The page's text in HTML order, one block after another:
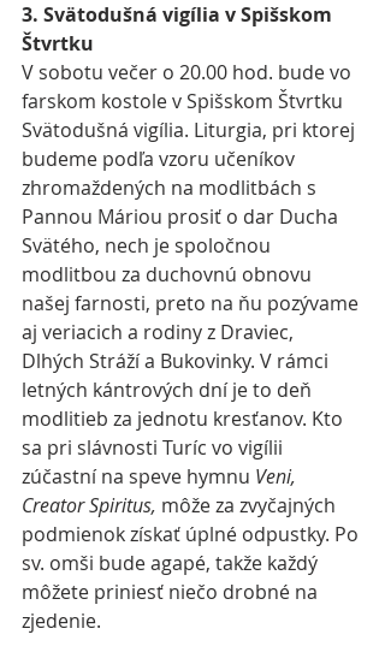
3. Svätodušná vigília v Spišskom
Štvrtku
V sobotu večer o 20.00 hod. bude vo
farskom kostole v Spišskom Štvrtku
Svätodušná vigília. Liturgia, pri ktorej
budeme podľa vzoru učeníkov
zhromaždených na modlitbách s
Pannou Máriou prosiť o dar Ducha
Svätého, nech je spoločnou
modlitbou za duchovnú obnovu
našej farnosti, preto na ňu pozývame
aj veriacich a rodiny z Draviec,
Dlhých Stráží a Bukovinky. V rámci
letných kántrových dní je to deň
modlitieb za jednotu kresťanov. Kto
sa pri slávnosti Turíc vo vigílii
zúčastní na speve hymnu Veni,
Creator Spiritus, môže za zvyčajných
podmienok získať úplné odpustky. Po
sv. omši bude agapé, takže každý
môžete priniesť niečo drobné na
zjedenie.